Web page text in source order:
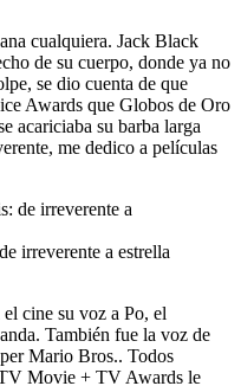
cualquiera. Jack Black
de su cuerpo, donde ya no
se dio cuenta de que
Awards que Globos de Oro
acariciaba su barba larga
me dedico a películas
irreverente a estrella
cine su voz a Po, el
También fue la voz de
Mario Bros.. Todos
Movie + TV Awards le